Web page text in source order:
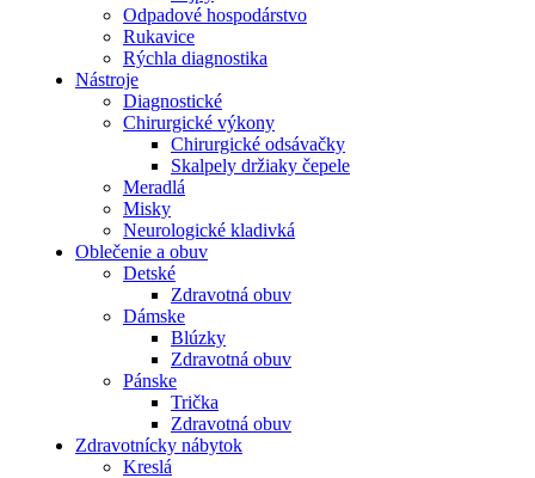
Odpadové hospodárstvo
Rukavice
Rýchla diagnostika
Nástroje
Diagnostické
Chirurgické výkony
Chirurgické odsávačky
Skalpely držiaky čepele
Meradlá
Misky
Neurologické kladivká
Oblečenie a obuv
Detské
Zdravotná obuv
Dámske
Blúzky
Zdravotná obuv
Pánske
Trička
Zdravotná obuv
Zdravotnícky nábytok
Kreslá